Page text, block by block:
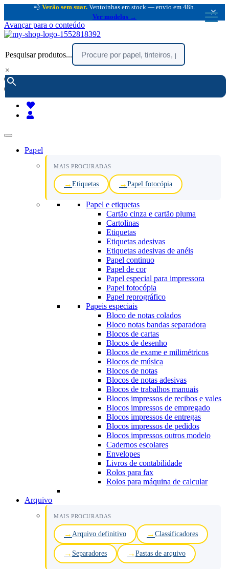
💨 Verão sem suar. Ventoinhas em stock — envio em 48h.
Ver modelos →
×
Avançar para o conteúdo
Pesquisar produtos...
×
encomendar por telefone :
(chamada rede fixa nacional)
Papel
MAIS PROCURADAS
Etiquetas Papel fotocópia
Papel e etiquetas
Cartão cinza e cartão pluma
Cartolinas
Etiquetas
Etiquetas adesivas
Etiquetas adesivas de anéis
Papel continuo
Papel de cor
Papel especial para impressora
Papel fotocópia
Papel reprográfico
Papeis especiais
Bloco de notas colados
Bloco notas bandas separadora
Blocos de cartas
Blocos de desenho
Blocos de exame e milimétricos
Blocos de música
Blocos de notas
Blocos de notas adesivas
Blocos de trabalhos manuais
Blocos impressos de recibos e vales
Blocos impressos de empregado
Blocos impressos de entregas
Blocos impressos de pedidos
Blocos impressos outros modelo
Cadernos escolares
Envelopes
Livros de contabilidade
Rolos para fax
Rolos para máquina de calcular
Arquivo
MAIS PROCURADAS
Arquivo definitivo Classificadores
Separadores Pastas de arquivo